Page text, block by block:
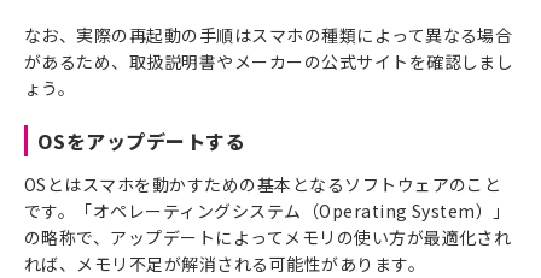
なお、実際の再起動の手順はスマホの種類によって異なる場合
があるため、取扱説明書やメーカーの公式サイトを確認しまし
ょう。
OSをアップデートする
OSとはスマホを動かすための基本となるソフトウェアのこと
です。「オペレーティングシステム（Operating System）」
の略称で、アップデートによってメモリの使い方が最適化され
れば、メモリ不足が解消される可能性があります。